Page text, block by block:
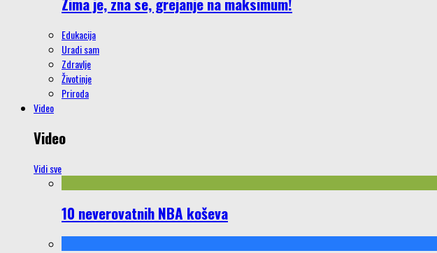
Edukacija
Uradi sam
Zdravlje
Životinje
Priroda
Video
Video
Vidi sve
10 neverovatnih NBA koševa